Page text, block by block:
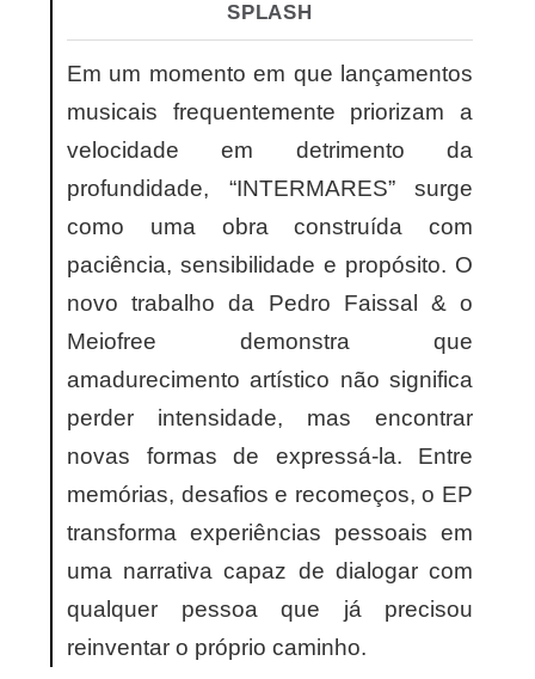
SPLASH
Em um momento em que lançamentos
musicais frequentemente priorizam a
velocidade em detrimento da
profundidade, “INTERMARES” surge
como uma obra construída com
paciência, sensibilidade e propósito. O
novo trabalho da Pedro Faissal & o
Meiofree demonstra que
amadurecimento artístico não significa
perder intensidade, mas encontrar
novas formas de expressá-la. Entre
memórias, desafios e recomeços, o EP
transforma experiências pessoais em
uma narrativa capaz de dialogar com
qualquer pessoa que já precisou
reinventar o próprio caminho.